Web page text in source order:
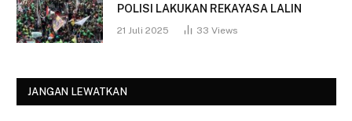
POLISI LAKUKAN REKAYASA LALIN
21 Juli 2025 33 Views
JANGAN LEWATKAN